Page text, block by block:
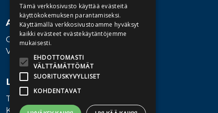
Asiakaspalvelu
Ota yhteyttä
Vaihde: 010 345100
Lisätietoa
Toimitusehdot
Käyttöohjeet
Tämä verkkosivusto käyttää evästeitä
käyttökokemuksen parantamiseksi.
Käyttämällä verkkosivustoamme hyväksyt
kaikki evästeet evästekäytäntöjemme
mukaisesti.
EHDOTTOMASTI
VÄLTTÄMÄTTÖMÄT
SUORITUSKYVYLLISET
KOHDENTAVAT